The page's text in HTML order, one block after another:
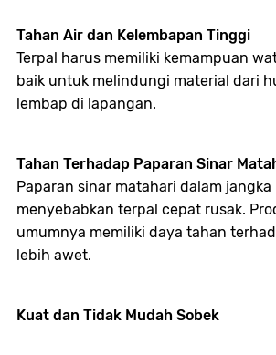
Tahan Air dan Kelembapan Tinggi
Terpal harus memiliki kemampuan
baik untuk melindungi material dari
lembap di lapangan.
Tahan Terhadap Paparan Sinar
Paparan sinar matahari dalam
menyebabkan terpal cepat rusak.
umumnya memiliki daya tahan
lebih awet.
Kuat dan Tidak Mudah Sobek